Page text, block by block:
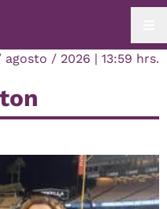
agosto / 2026 | 13:59 hrs.